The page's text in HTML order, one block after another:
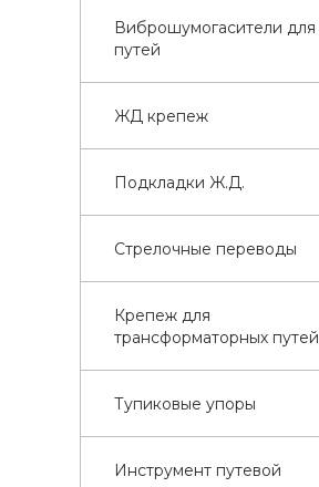
Виброшумогасители для
путей
ЖД крепеж
Подкладки Ж.Д.
Стрелочные переводы
Крепеж для
трансформаторных путей
Тупиковые упоры
Инструмент путевой